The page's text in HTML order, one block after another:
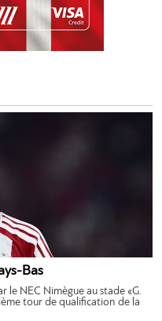
Bas
le NEC Nimègue au stade «G.
tour de qualification de la